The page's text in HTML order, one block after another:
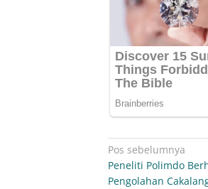
Navigasi
pos
Pos sebelumnya
Peneliti Polimdo
Pengolahan